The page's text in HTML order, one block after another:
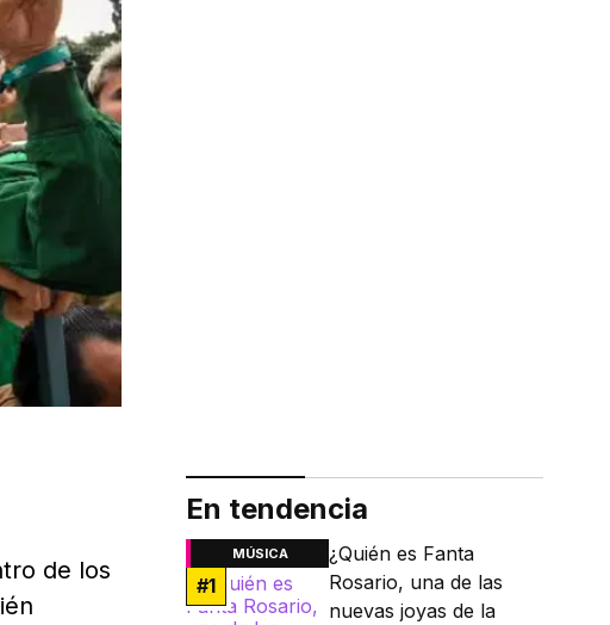
de los
En tendencia
MÚSICA
#1
¿Quién es Fanta
Rosario, una de las
nuevas joyas de la